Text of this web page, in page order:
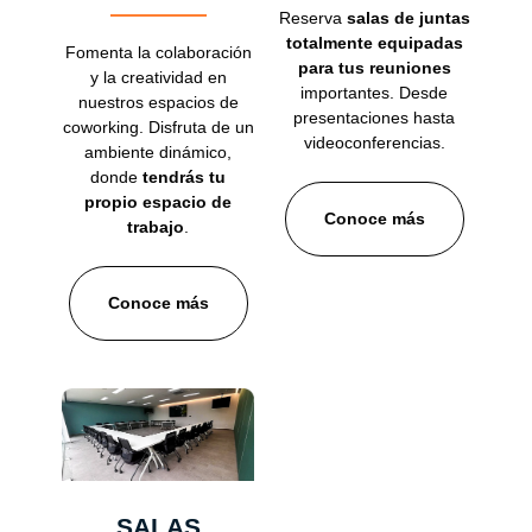
Fomenta la colaboración
y la creatividad en
nuestros espacios de
coworking. Disfruta de un
ambiente dinámico,
donde tendrás tu
propio espacio de
trabajo
Conoce más
Reserva salas de juntas
totalmente equipadas
para tus reuniones
importantes. Desde
presentaciones hasta
videoconferencias.
Conoce más
SALAS